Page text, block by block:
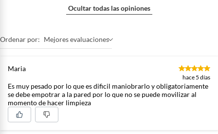
Uso Recomendado Espejos de bano
Incluye
Ocultar todas las opiniones
Ordenar por: Mejores evaluaciones
Maria
hace 5 días
Es muy pesado por lo que es dificil maniobrarlo y obligatoriamente
se debe empotrar a la pared por lo que no se puede movilizar al
momento de hacer limpieza